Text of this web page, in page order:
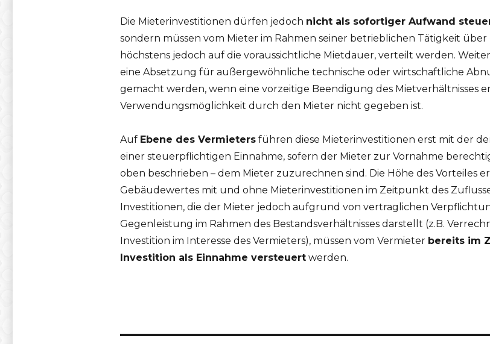
Die Mieterinvestitionen dürfen jedoch nicht als sofortiger Aufwand
sondern müssen vom Mieter im Rahmen seiner betrieblichen Tätigkeit
höchstens jedoch auf die voraussichtliche Mietdauer, verteilt werden.
eine Absetzung für außergewöhnliche technische oder wirtschaftliche
gemacht werden, wenn eine vorzeitige Beendigung des Mietverhältnisses
Verwendungsmöglichkeit durch den Mieter nicht gegeben ist.
Auf Ebene des Vermietersführen diese Mieterinvestitionen erst mit der
einer steuerpflichtigen Einnahme, sofern der Mieter zur Vornahme
oben beschrieben – dem Mieter zuzurechnen sind. Die Höhe des Vorteiles
Gebäudewertes mit und ohne Mieterinvestitionen im Zeitpunkt des
Investitionen, die der Mieter jedoch aufgrund von vertraglichen
Gegenleistung im Rahmen des Bestandsverhältnisses darstellt (z.B.
Investition im Interesse des Vermieters), müssen vom Vermieter bereits im
Investition als Einnahme versteuertwerden.